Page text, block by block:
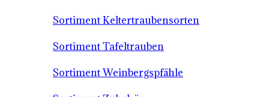
Sortiment Keltertraubensorten
Sortiment Tafeltrauben
Sortiment Weinbergspfähle